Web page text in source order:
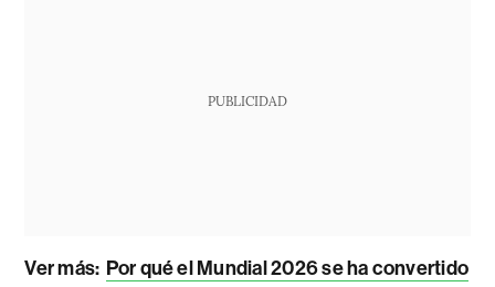
PUBLICIDAD
Ver más: Por qué el Mundial 2026 se ha convertido